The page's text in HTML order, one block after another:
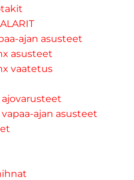
ajan asusteet
asusteet
vaatetus
ajovarusteet
ajan asusteet